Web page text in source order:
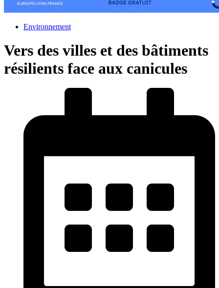
Environnement
Vers des villes et des bâtiments
résilients face aux canicules